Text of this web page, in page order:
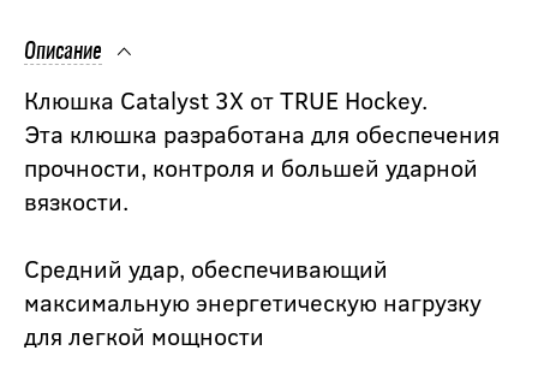
Описание
Клюшка Catalyst 3X от TRUE Hockey.
Эта клюшка разработана для обеспечения
прочности, контроля и большей ударной
вязкости.
Средний удар, обеспечивающий
максимальную энергетическую нагрузку
для легкой мощности